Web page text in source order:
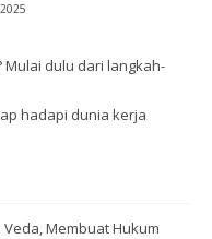
Mulai dulu dari langkah-
hadapi dunia kerja
Veda, Membuat Hukum